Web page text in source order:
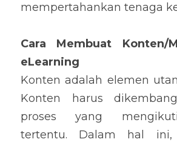
mempertahankan tenaga
Cara Membuat Konten/
eLearning
Konten adalah elemen
Konten harus
proses yang
tertentu. Dalam hal ini,